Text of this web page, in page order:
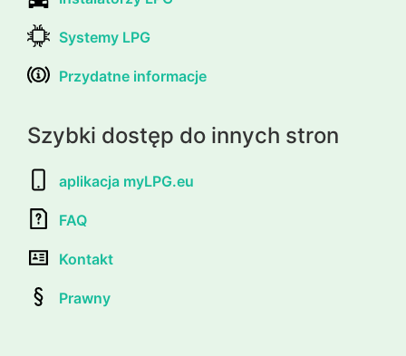
Systemy LPG
Przydatne informacje
Szybki dostęp do innych stron
aplikacja myLPG.eu
FAQ
Kontakt
Prawny